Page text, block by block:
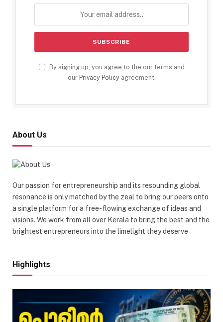
By signing up, you agree to the our terms and
our Privacy Policyagreement.
About Us
Our passion for entrepreneurship and its resounding global
resonance is only matched by the zeal to bring our peers onto
a single platform for a free-flowing exchange of ideas and
visions. We work from all over Kerala to bring the best and the
brightest entrepreneurs into the limelight they deserve
Highlights